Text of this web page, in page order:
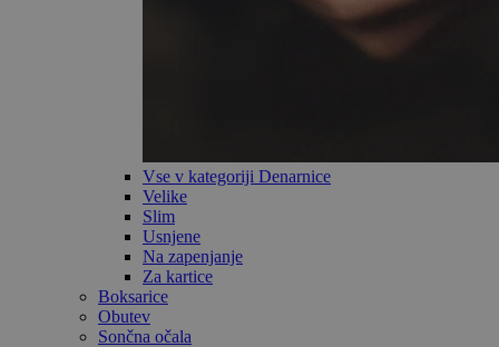
Vse v kategoriji Denarnice
Velike
Slim
Usnjene
Na zapenjanje
Za kartice
Boksarice
Obutev
Sončna očala